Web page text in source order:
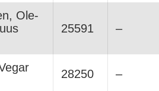
Ole-
25591 –
28250 –